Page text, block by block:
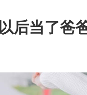
后当了爸